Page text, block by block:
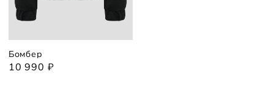
Бомбер
10 990 ₽